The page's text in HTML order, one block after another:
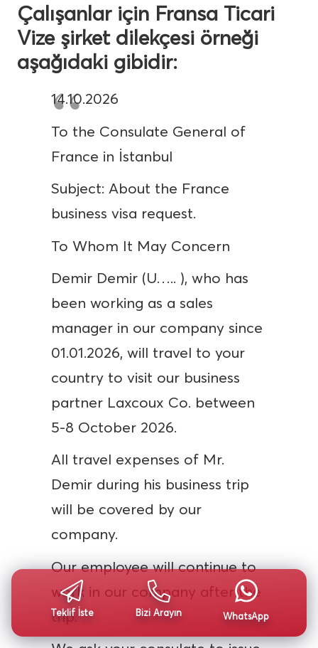
Çalışanlar için Fransa Ticari
Vize şirket dilekçesi örneği
aşağıdaki gibidir:
14.10.2026
To the Consulate General of
France in İstanbul
Subject: About the France
business visa request.
To Whom It May Concern
Demir Demir (U….. ), who has
been working as a sales
manager in our company since
01.01.2026, will travel to your
country to visit our business
partner Laxcoux Co. between
5-8 October 2026.
All travel expenses of Mr.
Demir during his business trip
will be covered by our
company.
Our employee will continue to
work in our company after the
trip.
Teklif İste Bizi Arayın WhatsApp